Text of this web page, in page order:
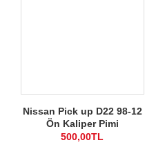
Nissan Pick up D22 98-12
Ön Kaliper Pimi
500,00TL